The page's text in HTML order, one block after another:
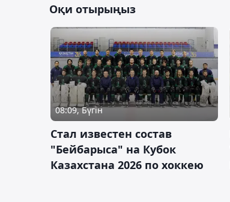
Оқи отырыңыз
08:09, Бүгін
Стал известен состав
"Бейбарыса" на Кубок
Казахстана 2026 по хоккею